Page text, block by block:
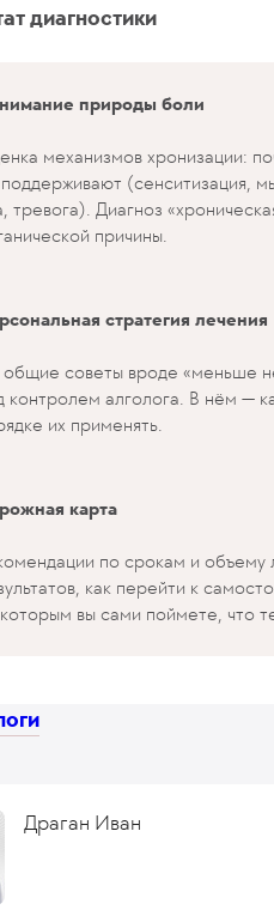
диагностики
природы боли
механизмов хронизации:
(сенситизация,
тревога). Диагноз
причины.
стратегия лечения
советы вроде «меньше
контролем алголога. В нём —
их применять.
карта
по срокам и объему
как перейти к
вы сами поймете, что
Драган Иван